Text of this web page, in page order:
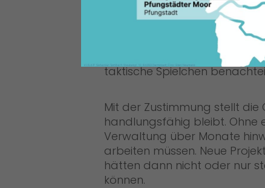
Für die CDU sei stets klar
Wahlkampfmanöver
Politik darf nicht dazu
taktische Spielchen
Mit der Zustimmung stellt die
handlungsfähig bleibt. Ohne
Verwaltung über Monate
arbeiten müssen. Neue
hätten dann nicht oder nur
können.